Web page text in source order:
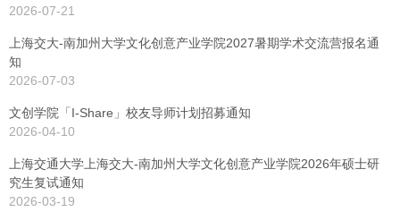
2026-07-21
上海交大-南加州大学文化创意产业学院2027暑期学术交流营报名通
知
2026-07-03
文创学院「I-Share」校友导师计划招募通知
2026-04-10
上海交通大学上海交大-南加州大学文化创意产业学院2026年硕士研
究生复试通知
2026-03-19